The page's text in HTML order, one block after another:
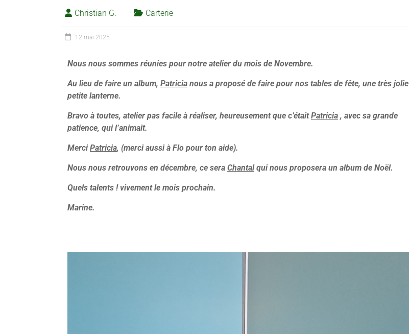
Christian G. Carterie
12 mai 2025
Nous nous sommes réunies pour notre atelier du mois de Novembre.
Au lieu de faire un album, Patricia nous a proposé de faire pour nos tables de fête, une très jolie
petite lanterne.
Bravo à toutes, atelier pas facile à réaliser, heureusement que c’étaitPatricia , avec sa grande
patience, qui l’animait.
MerciPatricia, (merci aussi à Flo pour ton aide).
Nous nous retrouvons en décembre, ce sera Chantalqui nous proposera un album de Noël.
Quels talents ! vivement le mois prochain.
Marine.